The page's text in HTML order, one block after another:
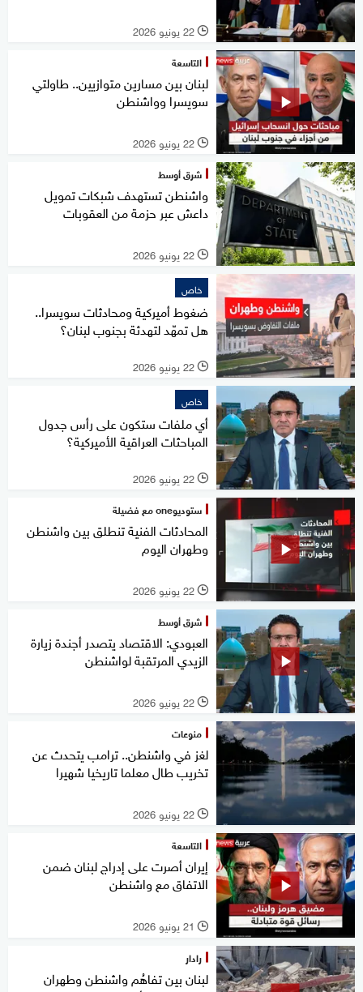
l 22 يونيو 2026
التاسعة
لبنان بين مسارين متوازيين.. طاولتي
سويسرا وواشنطن
l 22 يونيو 2026
شرق أوسط
واشنطن تستهدف شبكات تمويل
داعش عبر حزمة من العقوبات
l 22 يونيو 2026
خاص
ضغوط أميركية ومحادثات سويسرا..
هل تمهّد لتهدئة بجنوب لبنان؟
l 22 يونيو 2026
خاص
أي ملفات ستكون على رأس جدول
المباحثات العراقية الأميركية؟
l 22 يونيو 2026
ستوديوone مع فضيلة
المحادثات الفنية تنطلق بين واشنطن
وطهران اليوم
l 22 يونيو 2026
شرق أوسط
العبودي: الاقتصاد يتصدر أجندة زيارة
الزيدي المرتقبة لواشنطن
l 22 يونيو 2026
منوعات
لغز في واشنطن.. ترامب يتحدث عن
تخريب طال معلما تاريخيا شهيرا
l 22 يونيو 2026
التاسعة
إيران أصرت على إدراج لبنان ضمن
الاتفاق مع واشنطن
l 21 يونيو 2026
رادار
لبنان بين تفاهُم واشنطن وطهران